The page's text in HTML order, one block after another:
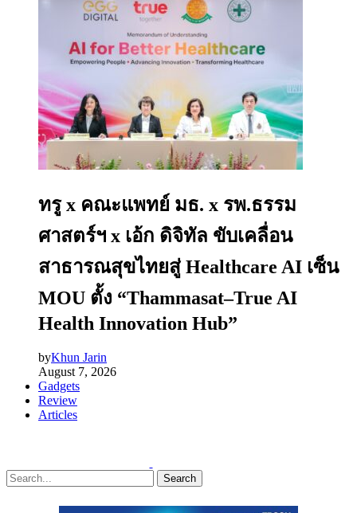
ทรู x คณะแพทย์ มธ. x รพ.ธรรม
ศาสตร์ฯ x เอ้ก ดิจิทัล ขับเคลื่อน
สาธารณสุขไทยสู่ Healthcare AI เซ็น
MOU ตั้ง “Thammasat–True AI
Health Innovation Hub”
byKhun Jarin
August 7, 2026
Gadgets
Review
Articles
Search